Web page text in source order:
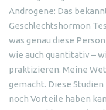
Androgene: Das
Geschlechtshormon
was genau diese
wie auch quantitativ –
praktizieren. Meine
gemacht. Diese
noch Vorteile haben